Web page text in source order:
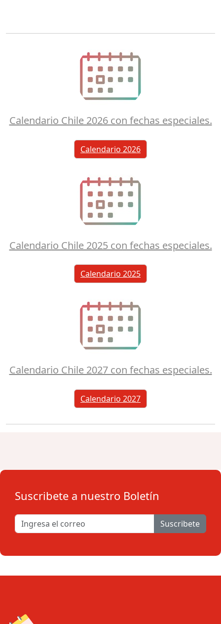
Calendario Chile 2026 con fechas especiales.
Calendario 2026
Calendario Chile 2025 con fechas especiales.
Calendario 2025
Calendario Chile 2027 con fechas especiales.
Calendario 2027
Suscribete a nuestro Boletín
Suscribete